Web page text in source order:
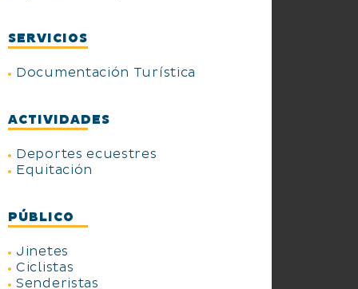
SERVICIOS
Documentación Turística
ACTIVIDADES
Deportes ecuestres
Equitación
PÚBLICO
Jinetes
Ciclistas
Senderistas